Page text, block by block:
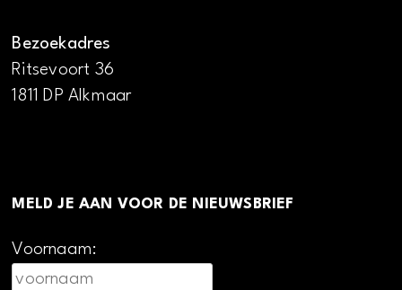
Bezoekadres
Ritsevoort 36
1811 DP Alkmaar
MELD JE AAN VOOR DE NIEUWSBRIEF
Voornaam: